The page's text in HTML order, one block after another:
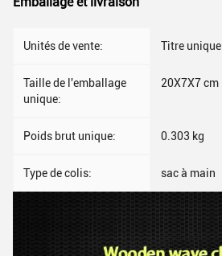
Unités de vente: Titre unique
Taille de l'emballage
unique:
20X7X7 cm
Poids brut unique: 0.303 kg
Type de colis: sac à main